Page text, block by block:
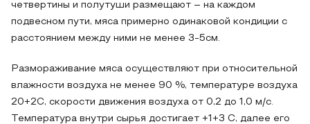
четвертины и полутуши размещают – на каждом
подвесном пути, мяса примерно одинаковой кондиции с
расстоянием между ними не менее 3-5см.
Размораживание мяса осуществляют при относительной
влажности воздуха не менее 90 %, температуре воздуха
20+2С, скорости движения воздуха от 0,2 до 1,0 м/с.
Температура внутри сырья достигает +1+3 С, далее его